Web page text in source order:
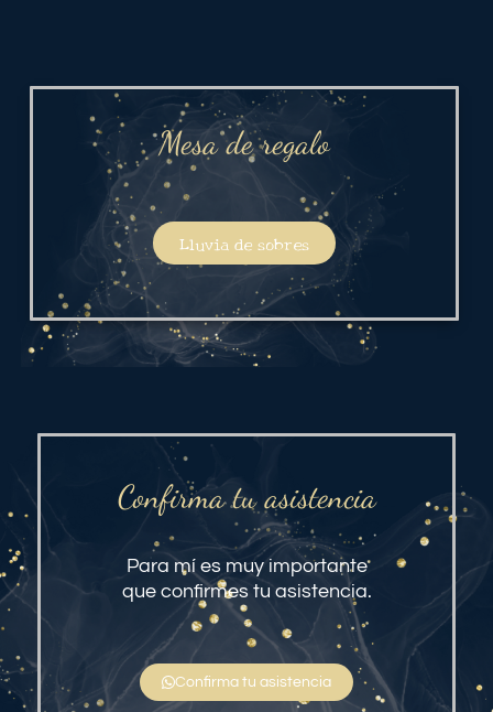
Mesa de regalo
Lluvia de sobres
Confirma tu asistencia
Para mí es muy importante
que confirmes tu asistencia.
Confirma tu asistencia